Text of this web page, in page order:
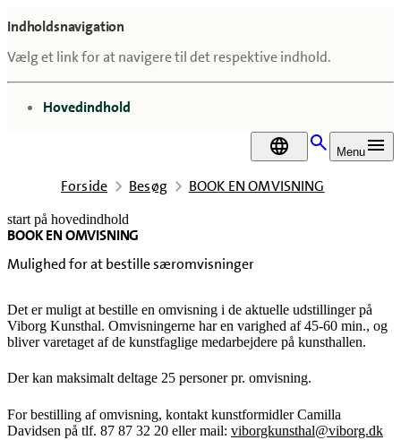
Indholdsnavigation
Vælg et link for at navigere til det respektive indhold.
gå til
Hovedindhold
DA Menu
Forside Besøg BOOK EN OMVISNING
start på hovedindhold
BOOK EN OMVISNING
Mulighed for at bestille særomvisninger
senest opdateret 24. april 2026
Det er muligt at bestille en omvisning i de aktuelle udstillinger på
Viborg Kunsthal. Omvisningerne har en varighed af 45-60 min., og
bliver varetaget af de kunstfaglige medarbejdere på kunsthallen.
Der kan maksimalt deltage 25 personer pr. omvisning.
For bestilling af omvisning, kontakt kunstformidler Camilla
Davidsen på tlf. 87 87 32 20 eller mail: viborgkunsthal@viborg.dk